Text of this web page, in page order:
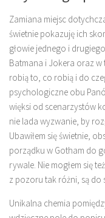
Zamiana miejsc
świetnie pokazuję ich
głowie jednego i
Batmana i Jokera oraz
robią to, co robią i do
psychologiczne obu
więksi od scenarzystów
nie lada wyzwanie, by
Ubawiłem się świetnie,
porządku w Gotham do
rywale. Nie mogłem się
z pozoru tak różni, są do
Unikalna chemia